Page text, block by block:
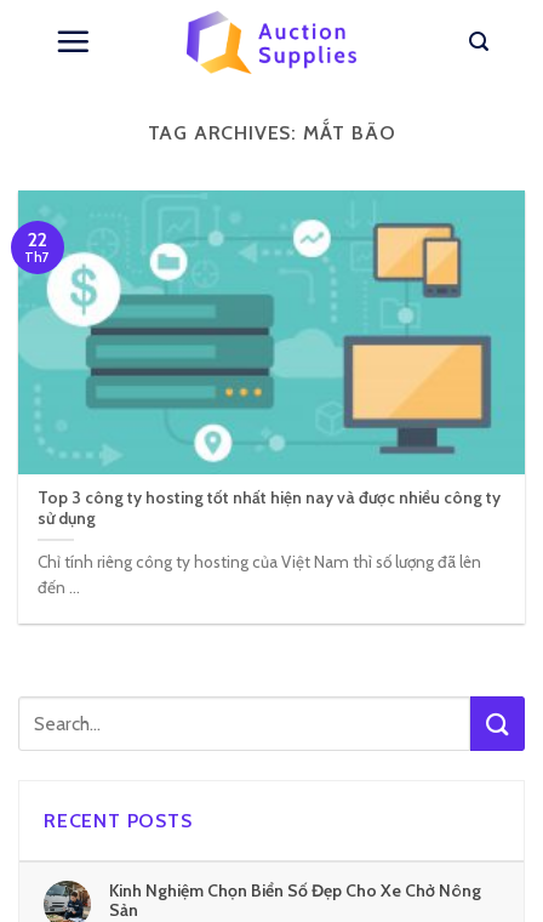
TAG ARCHIVES: MẮT BÃO
RECENT POSTS
Kinh Nghiệm Chọn Biển Số Đẹp Cho Xe Chở Nông
Sản
Top 3 công ty hosting tốt nhất hiện nay và được nhiều công ty
sử dụng
Chỉ tính riêng công ty hosting của Việt Nam thì số lượng đã lên
đến ...
22
Th7